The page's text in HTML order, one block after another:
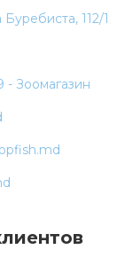
112/1
- Зоомагазин